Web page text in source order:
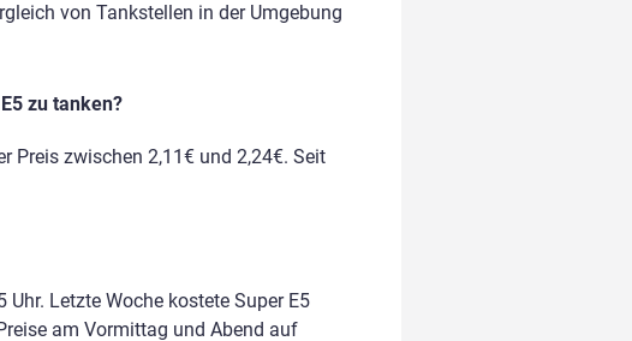
von Tankstellen in der Umgebung
zu tanken?
Preis zwischen 2,11€ und 2,24€. Seit
Letzte Woche kostete Super E5
am Vormittag und Abend auf